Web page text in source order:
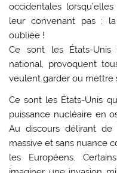
occidentales
leur convenant pas : la
oubliée !
Ce sont les États-
national, provoquent
veulent garder ou mettre
Ce sont les États-Unis
puissance nucléaire en
Au discours délirant de
massive et sans nuance
les Européens.